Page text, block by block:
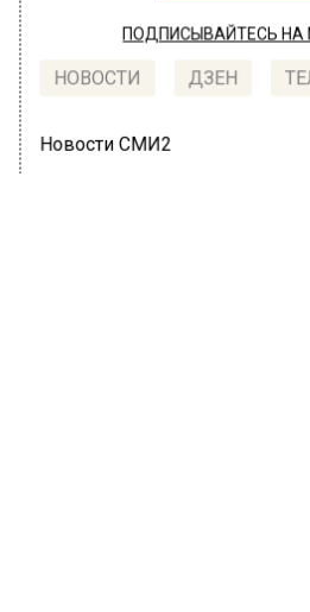
ПОДПИСЫВАЙТЕСЬ НА
НОВОСТИ ДЗЕН
Новости СМИ2